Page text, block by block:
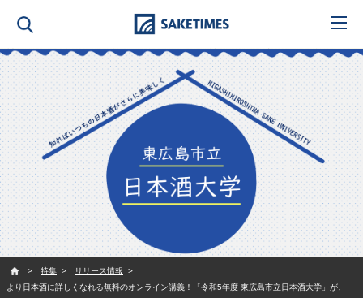
特集
リリース情報
より日本酒に詳しくなれる無料のオンライン講義！「令和5年度 東広島市立日本酒大学」が、